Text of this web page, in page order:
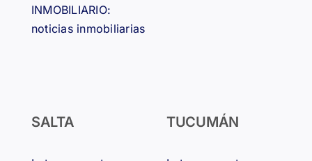
INMOBILIARIO:
noticias inmobiliarias
SALTA TUCUMÁN